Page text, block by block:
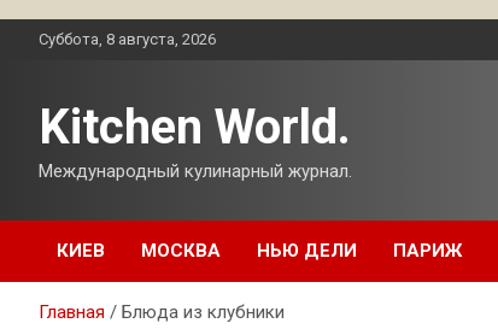
ПерейтиСуббота, 8 августа, 2026
Kitchen World.
Международный кулинарный журнал.
КИЕВ МОСКВА НЬЮ ДЕЛИ ПАРИЖ
Главная Блюда из клубники